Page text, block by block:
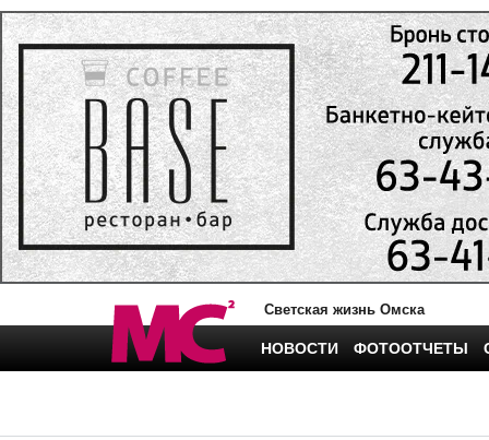
Светская жизнь Омска
НОВОСТИ ФОТООТЧЕТЫ